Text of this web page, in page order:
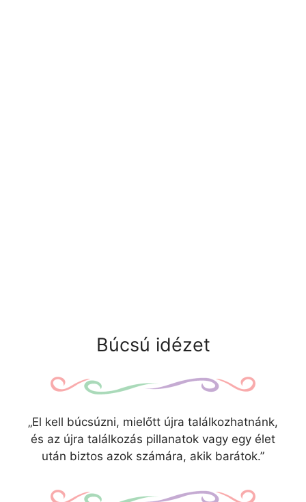
Búcsú idézet
„El kell búcsúzni, mielőtt újra találkozhatnánk,
és az újra találkozás pillanatok vagy egy élet
után biztos azok számára, akik barátok.”